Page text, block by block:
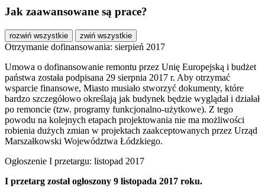
Jak zaawansowane są prace?
rozwiń wszystkie zwiń wszystkie
Otrzymanie dofinansowania: sierpień 2017
Umowa o dofinansowanie remontu przez Unię Europejską i budżet
państwa została podpisana 29 sierpnia 2017 r. Aby otrzymać
wsparcie finansowe, Miasto musiało stworzyć dokumenty, które
bardzo szczegółowo określają jak budynek będzie wyglądał i działał
po remoncie (tzw. programy funkcjonalno-użytkowe). Z tego
powodu na kolejnych etapach projektowania nie ma możliwości
robienia dużych zmian w projektach zaakceptowanych przez Urząd
Marszałkowski Województwa Łódzkiego.
Ogłoszenie I przetargu: listopad 2017
I przetarg został ogłoszony 9 listopada 2017 roku.